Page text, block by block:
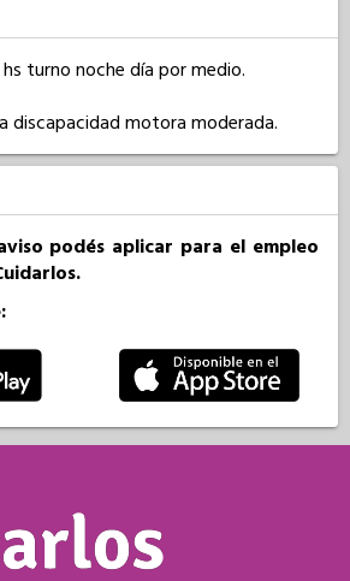
turno noche día por medio.
discapacidad motora moderada.
podés aplicar para el empleo